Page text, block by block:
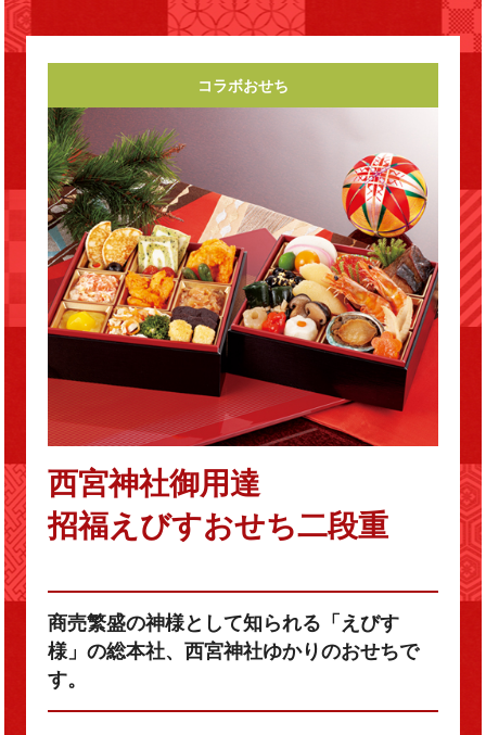
コラボおせち
西宮神社御用達
招福えびすおせち二段重
商売繁盛の神様として知られる「えびす
様」の総本社、西宮神社ゆかりのおせちで
す。